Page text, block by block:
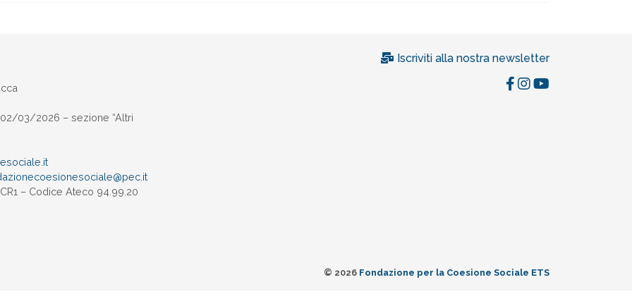
03/2026 – sezione “Altri
it
– Codice Ateco 94.99.20
Iscriviti alla nostra newsletter
© 2026 Fondazione per la Coesione Sociale ETS